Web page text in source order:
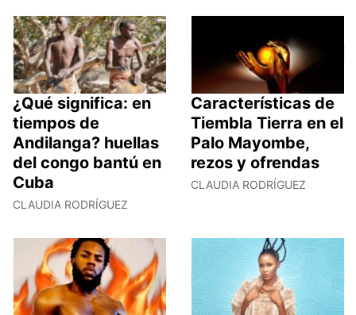
¿Qué significa: en
tiempos de
Andilanga? huellas
del congo bantú en
Cuba
CLAUDIA RODRÍGUEZ
Características de
Tiembla Tierra en el
Palo Mayombe,
rezos y ofrendas
CLAUDIA RODRÍGUEZ